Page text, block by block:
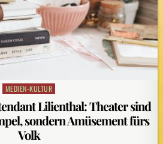
Posted
MEDIEN-KULTUR
Lilienthal: Theater sind
sondern Amüsement fürs
Volk